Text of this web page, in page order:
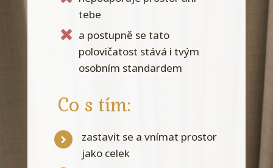
tebe
a postupně se tato
polovičatost stává i tvým
osobním standardem
Co s tím:
zastavit se a vnímat prostor
jako celek